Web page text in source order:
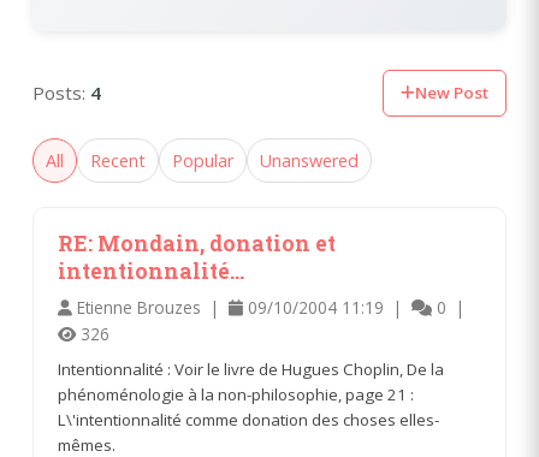
Posts: 4 New Post
All Recent Popular Unanswered
RE: Mondain, donation et
intentionnalité...
Etienne Brouzes | 09/10/2004 11:19 |
0 |
326
Intentionnalité : Voir le livre de Hugues Choplin, De la
phénoménologie à la non-philosophie, page 21 :
L\'intentionnalité comme donation des choses elles-
mêmes.